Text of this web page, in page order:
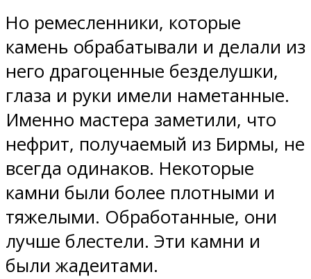
Но ремесленники, которые
камень обрабатывали и делали из
него драгоценные безделушки,
глаза и руки имели наметанные.
Именно мастера заметили, что
нефрит, получаемый из Бирмы, не
всегда одинаков. Некоторые
камни были более плотными и
тяжелыми. Обработанные, они
лучше блестели. Эти камни и
были жадеитами.